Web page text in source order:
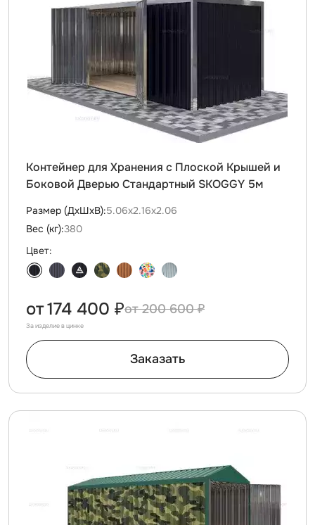
Контейнер для Хранения с Плоской Крышей и
Боковой Дверью Стандартный SKOGGY 5м
Размер (ДxШxВ):5.06х2.16х2.06
Вес (кг):380
Цвет:
200 600 ₽
от174 400 ₽
За изделие в цинке
Заказать